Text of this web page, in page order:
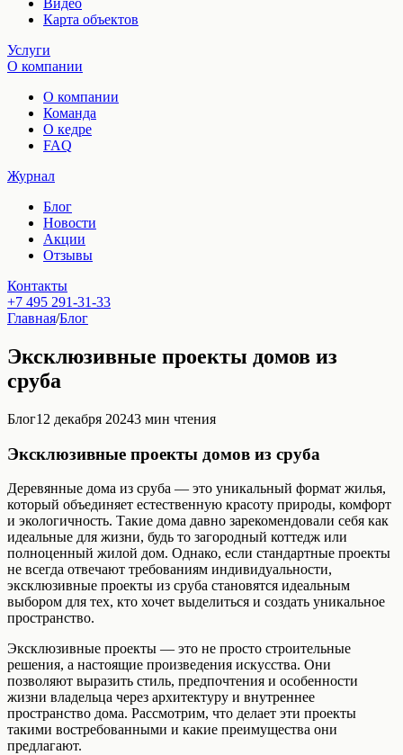
Видео
Карта объектов
Услуги
О компании
О компании
Команда
О кедре
FAQ
Журнал
Блог
Новости
Акции
Отзывы
Контакты
+7 495 291-31-33
Главная/Блог
Эксклюзивные проекты домов из
сруба
Блог12 декабря 20243 мин чтения
Эксклюзивные проекты домов из сруба
Деревянные дома из сруба — это уникальный формат жилья,
который объединяет естественную красоту природы, комфорт
и экологичность. Такие дома давно зарекомендовали себя как
идеальные для жизни, будь то загородный коттедж или
полноценный жилой дом. Однако, если стандартные проекты
не всегда отвечают требованиям индивидуальности,
эксклюзивные проекты из сруба становятся идеальным
выбором для тех, кто хочет выделиться и создать уникальное
пространство.
Эксклюзивные проекты — это не просто строительные
решения, а настоящие произведения искусства. Они
позволяют выразить стиль, предпочтения и особенности
жизни владельца через архитектуру и внутреннее
пространство дома. Рассмотрим, что делает эти проекты
такими востребованными и какие преимущества они
предлагают.